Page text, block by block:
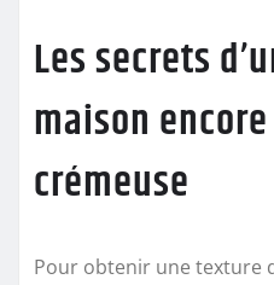
Les secrets
maison
crémeuse
Pour obtenir une texture